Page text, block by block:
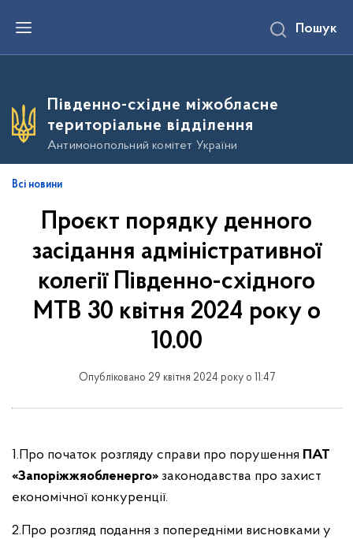
е
о
о
в
Пошук
Південно-східне міжобласне
територіальне відділення
Антимонопольний комітет України
Всі новини
Проєкт порядку денного
засідання адміністративної
колегії Південно-східного
МТВ 30 квітня 2024 року о
10.00
Опубліковано 29 квітня 2024 року о 11:47
1.Про початок розгляду справи про порушення ПАТ
«Запоріжжяобленерго» законодавства про захист
економічної конкуренції.
2.Про розгляд подання з попередніми висновками у